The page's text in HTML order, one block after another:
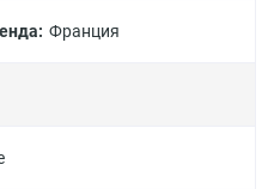
Франция